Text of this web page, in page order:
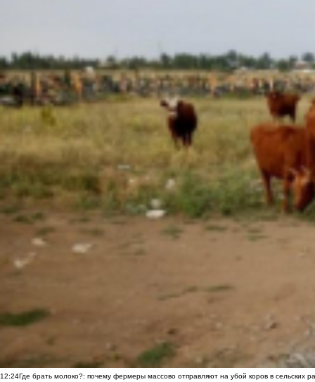
12:24Где брать молоко?: почему фермеры массово отправляют на убой коров в сельских